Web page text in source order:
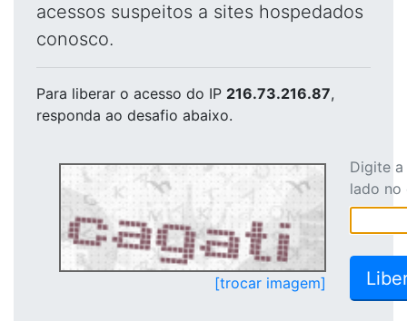
acessos suspeitos a sites hospedados
conosco.
Para liberar o acesso do IP 216.73.216.87,
responda ao desafio abaixo.
[trocar imagem]
Digite
lado no